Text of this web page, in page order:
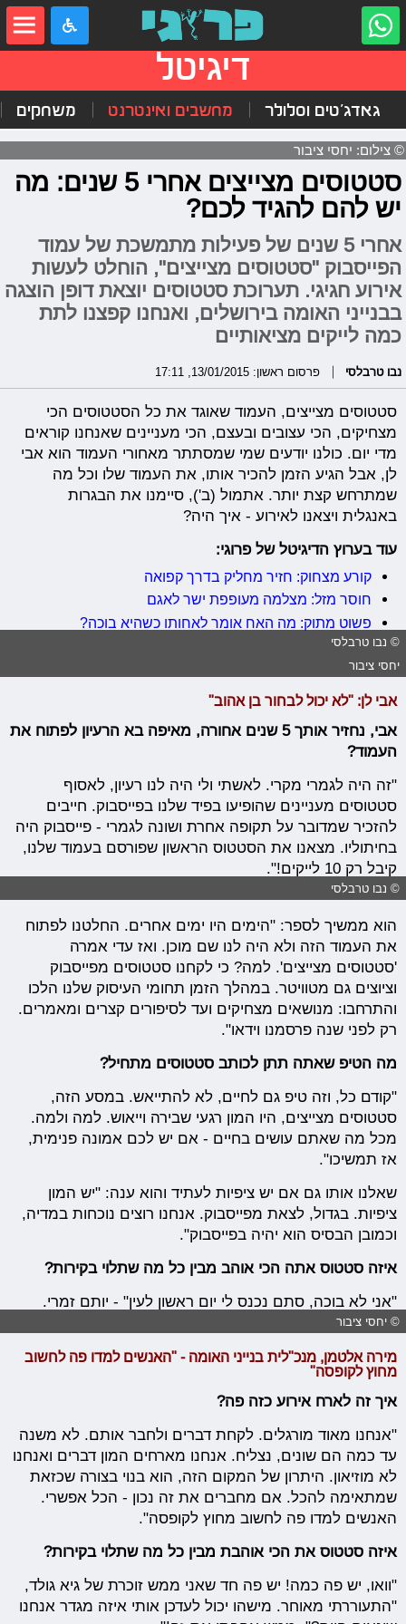
דיגיטל
גאדג'טים וסלולר מחשבים ואינטרנט משחקים
© צילום: יחסי ציבור
סטטוסים מצייצים אחרי 5 שנים: מה
יש להם להגיד לכם?
אחרי 5 שנים של פעילות מתמשכת של עמוד
הפייסבוק "סטטוסים מצייצים", הוחלט לעשות
אירוע חגיגי. תערוכת סטטוסים יוצאת דופן הוצגה
בבנייני האומה בירושלים, ואנחנו קפצנו לתת
כמה לייקים מציאותיים
נבו טרבלסי פרסום ראשון: 13/01/2015, 17:11
סטטוסים מצייצים, העמוד שאוגד את כל הסטטוסים הכי
מצחיקים, הכי עצובים ובעצם, הכי מעניינים שאנחנו קוראים
מדי יום. כולנו יודעים שמי שמסתתר מאחורי העמוד הוא אבי
לן, אבל הגיע הזמן להכיר אותו, את העמוד שלו וכל מה
שמתרחש קצת יותר. אתמול (ב'), סיימנו את הבגרות
באנגלית ויצאנו לאירוע - איך היה?
עוד בערוץ הדיגיטל של פרוגי:
קורע מצחוק: חזיר מחליק בדרך קפואה
חוסר מזל: מצלמה מעופפת ישר לאגם
פשוט מתוק: מה האח אומר לאחותו כשהיא בוכה?
© נבו טרבלסי
יחסי ציבור
אבי לן: "לא יכול לבחור בן אהוב"
אבי, נחזיר אותך 5 שנים אחורה, מאיפה בא הרעיון לפתוח את
העמוד?
"זה היה לגמרי מקרי. לאשתי ולי היה לנו רעיון, לאסוף
סטטוסים מעניינים שהופיעו בפיד שלנו בפייסבוק. חייבים
להזכיר שמדובר על תקופה אחרת ושונה לגמרי - פייסבוק היה
בחיתוליו. מצאנו את הסטטוס הראשון שפורסם בעמוד שלנו,
קיבל רק 10 לייקים!".
© נבו טרבלסי
הוא ממשיך לספר: "הימים היו ימים אחרים. החלטנו לפתוח
את העמוד הזה ולא היה לנו שם מוכן. ואז עדי אמרה
'סטטוסים מצייצים'. למה? כי לקחנו סטטוסים מפייסבוק
וציוצים גם מטוויטר. במהלך הזמן תחומי העיסוק שלנו הלכו
והתרחבו: מנושאים מצחיקים ועד לסיפורים קצרים ומאמרים.
רק לפני שנה פרסמנו וידאו".
מה הטיפ שאתה תתן לכותב סטטוסים מתחיל?
"קודם כל, וזה טיפ גם לחיים, לא להתייאש. במסע הזה,
סטטוסים מצייצים, היו המון רגעי שבירה וייאוש. למה ולמה.
מכל מה שאתם עושים בחיים - אם יש לכם אמונה פנימית,
אז תמשיכו".
שאלנו אותו גם אם יש ציפיות לעתיד והוא ענה: "יש המון
ציפיות. בגדול, לצאת מפייסבוק. אנחנו רוצים נוכחות במדיה,
וכמובן הבסיס הוא יהיה בפייסבוק".
איזה סטטוס אתה הכי אוהב מבין כל מה שתלוי בקירות?
"אני לא בוכה, סתם נכנס לי יום ראשון לעין" - יותם זמרי.
© יחסי ציבור
מירה אלטמן, מנכ"לית בנייני האומה - "האנשים למדו פה לחשוב
מחוץ לקופסה"
איך זה לארח אירוע כזה פה?
"אנחנו מאוד מורגלים. לקחת דברים ולחבר אותם. לא משנה
עד כמה הם שונים, נצליח. אנחנו מארחים המון דברים ואנחנו
לא מוזיאון. היתרון של המקום הזה, הוא בנוי בצורה שכזאת
שמתאימה להכל. אם מחברים את זה נכון - הכל אפשרי.
האנשים למדו פה לחשוב מחוץ לקופסה".
איזה סטטוס את הכי אוהבת מבין כל מה שתלוי בקירות?
"וואו, יש פה כמה! יש פה חד שאני ממש זוכרת של גיא גולד,
"התעוררתי מאוחר. מישהו יכול לעדכן אותי איזה מגדר אנחנו